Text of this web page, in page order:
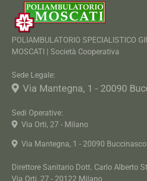
POLIAMBULATORIO SPECIALISTICO
MOSCATI | Società Cooperativa
Sede Legale:
Via Mantegna, 1 - 20090
Sedi Operative:
Via Orti, 27 - Milano
Via Mantegna, 1 - 20090 Buccinasco
Direttore Sanitario Dott. Carlo Alberto
Via Orti, 27 - 20122 Milano